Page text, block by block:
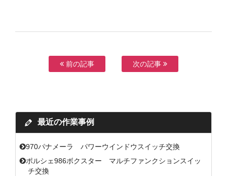
前の記事 次の記事
最近の作業事例
970パナメーラ パワーウインドウスイッチ交換
ポルシェ986ボクスター マルチファンクションスイッ
チ交換